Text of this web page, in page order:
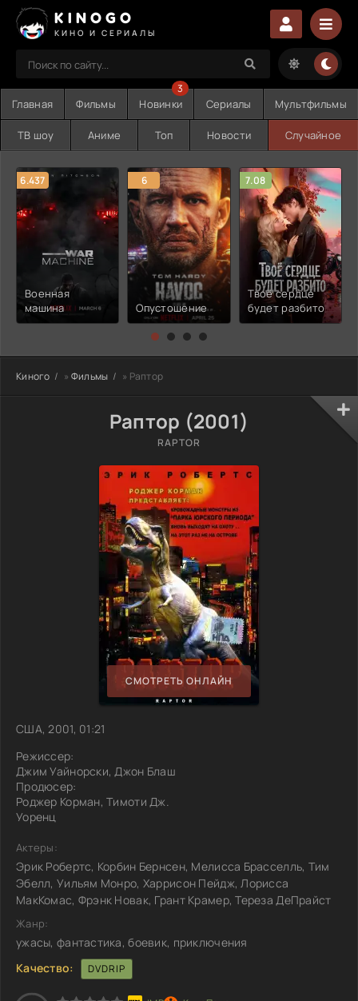
KINOGO
КИНО И СЕРИАЛЫ
Главная Фильмы Новинки
3
Сериалы Мультфильмы
ТВ шоу Аниме Топ Новости Случайное
6.437
Военная
машина
6
Опустошение
7.08
Твоё сердце
будет разбито
Киного » Фильмы » Раптор
Раптор (2001)
RAPTOR
СМОТРЕТЬ ОНЛАЙН
США, 2001, 01:21
Режиссер:
Джим Уайнорски, Джон Блаш
Продюсер:
Роджер Корман, Тимоти Дж.
Уоренц
Актеры:
Эрик Робертс, Корбин Бернсен, Мелисса Брасселль, Тим
Эбелл, Уильям Монро, Харрисон Пейдж, Лорисса
МакКомас, Фрэнк Новак, Грант Крамер, Тереза ДеПрайст
Жанр:
ужасы, фантастика, боевик, приключения
Качество:
DVDRIP